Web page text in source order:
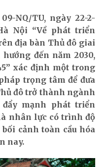
NQ/TU, ngày 22-2-
Nội “Về phát triển
địa bàn Thủ đô giai
hướng đến năm 2030,
” xác định một trong
trọng tâm để đưa
đô trở thành ngành
mạnh phát triển
nhân lực có trình độ
cảnh toàn cầu hóa
nay.